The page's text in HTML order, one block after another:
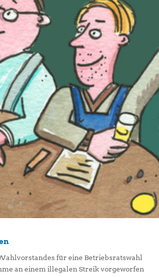
für eine Betriebsratswahl
an einem illegalen Streik vorgeworfen